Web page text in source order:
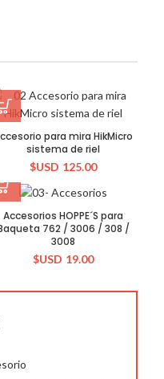
para mira HikMicro
sistema de riel
$USD 125.00
Accesorios HOPPE´S para
762 / 3006 / 308 /
3008
$USD 19.00